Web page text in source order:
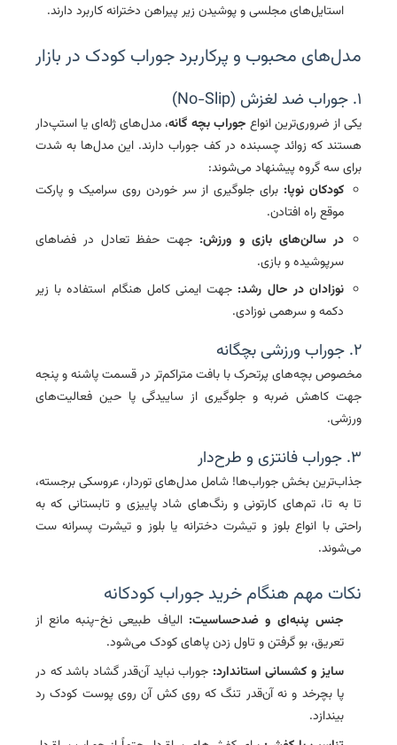
استایل‌های مجلسی و پوشیدن زیر پیراهن دخترانهکاربرد دارند.
مدل‌های محبوب و پرکاربرد جوراب کودک در بازار
۱. جوراب ضد لغزش (No-Slip)
یکی از ضروری‌ترین انواع جوراب بچه گانه، مدل‌های ژله‌ای یا استپ‌دار
هستند که زوائد چسبنده در کف جوراب دارند. این مدل‌ها به شدت
برای سه گروه پیشنهاد می‌شوند:
کودکان نوپا: برای جلوگیری از سر خوردن روی سرامیک و پارکت
موقع راه افتادن.
در سالن‌های بازی و ورزش: جهت حفظ تعادل در فضاهای
سرپوشیده و بازی.
نوزادان در حال رشد: جهت ایمنی کامل هنگام استفاده با زیر
دکمه و سرهمی نوزادی.
۲. جوراب ورزشی بچگانه
مخصوص بچه‌های پرتحرک با بافت متراکم‌تر در قسمت پاشنه و پنجه
جهت کاهش ضربه و جلوگیری از ساییدگی پا حین فعالیت‌های
ورزشی.
۳. جوراب فانتزی و طرح‌دار
جذاب‌ترین بخش جوراب‌ها! شامل مدل‌های توردار، عروسکی برجسته،
تا به تا، تم‌های کارتونی و رنگ‌های شاد پاییزی و تابستانی که به
راحتی با انواعبلوز و تیشرت دخترانه یابلوز و تیشرت پسرانهست
می‌شوند.
نکات مهم هنگام خرید جوراب کودکانه
جنس پنبه‌ای و ضدحساسیت: الیاف طبیعی نخ-پنبه مانع از
تعریق، بو گرفتن و تاول زدن پاهای کودک می‌شود.
سایز و کشسانی استاندارد: جوراب نباید آن‌قدر گشاد باشد که در
پا بچرخد و نه آن‌قدر تنگ که روی کش آن روی پوست کودک رد
بیندازد.